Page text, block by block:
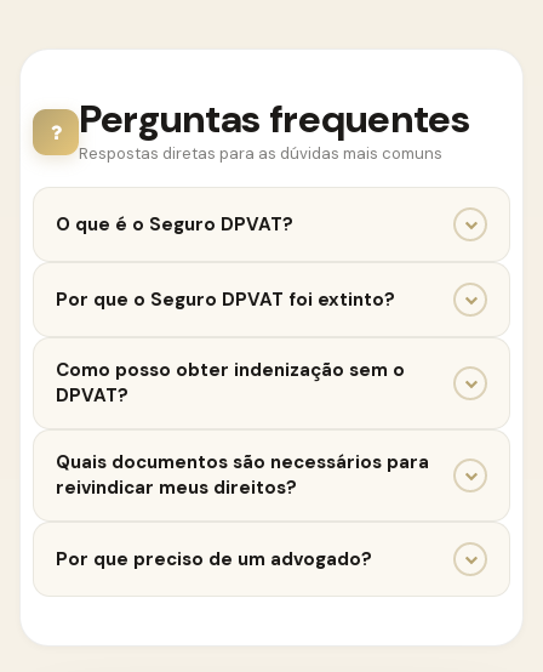
Perguntas frequentes
Respostas diretas para as dúvidas mais comuns
O que é o Seguro DPVAT?
vítimas de acidentes de trânsito no Brasil, extinto
Por que o Seguro DPVAT foi extinto?
administrativos e reformas econômicas.
Como posso obter indenização sem o
DPVAT?
privados e judicialmente.
Quais documentos são necessários para
reivindicar meus direitos?
testemunhos e fotos do acidente.
Por que preciso de um advogado?